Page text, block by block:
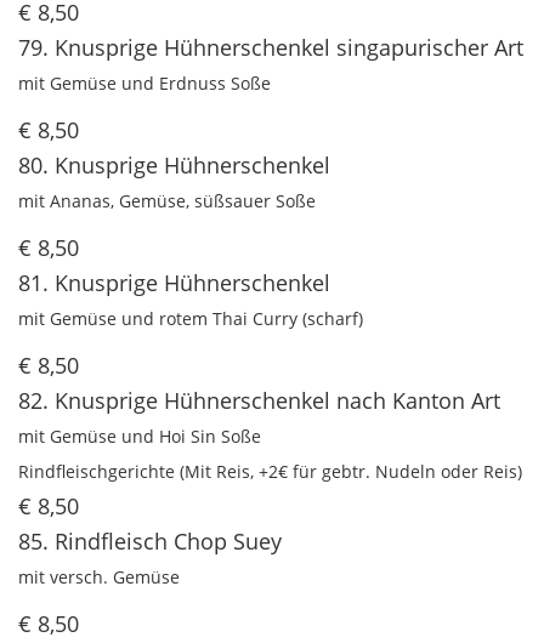
€ 8,50
79. Knusprige Hühnerschenkel singapurischer Art
mit Gemüse und Erdnuss Soße
€ 8,50
80. Knusprige Hühnerschenkel
mit Ananas, Gemüse, süßsauer Soße
€ 8,50
81. Knusprige Hühnerschenkel
mit Gemüse und rotem Thai Curry (scharf)
€ 8,50
82. Knusprige Hühnerschenkel nach Kanton Art
mit Gemüse und Hoi Sin Soße
Rindfleischgerichte (Mit Reis, +2€ für gebtr. Nudeln oder Reis)
€ 8,50
85. Rindfleisch Chop Suey
mit versch. Gemüse
€ 8,50